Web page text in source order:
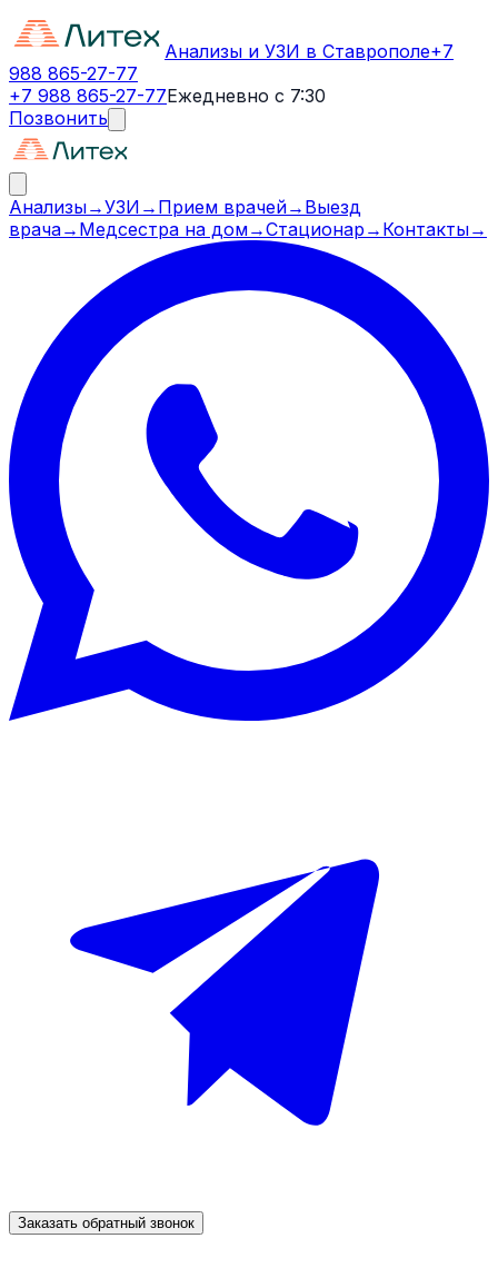
Анализы и УЗИ в Ставрополе+7
988 865-27-77
+7 988 865-27-77Ежедневно с 7:30
Позвонить
Анализы→УЗИ → Прием врачей→ Выезд
врача→ Медсестра на дом→Стационар → Контакты→
Заказать обратный звонок